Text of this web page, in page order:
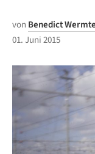
von Benedict
01. Juni 2015